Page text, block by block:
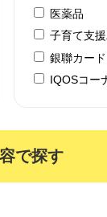
医薬品
子育て支
銀聯カード
IQOSコー